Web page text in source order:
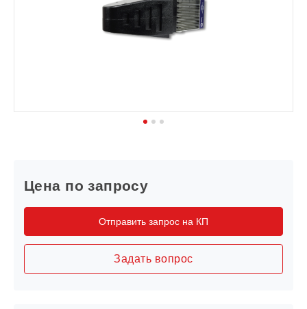
Цена по запросу
Отправить запрос на КП
Задать вопрос